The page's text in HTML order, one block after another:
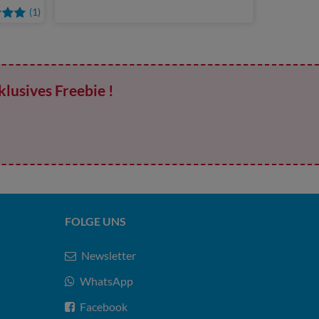
(1)
Freebie !
FOLGE UNS
Newsletter
WhatsApp
Facebook